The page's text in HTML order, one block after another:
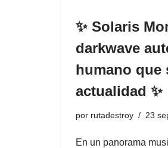
✨ Solaris
darkwave
humano que
actualidad ✨
por rutadestroy 23
En un panorama